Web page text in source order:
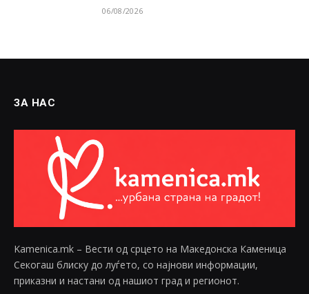
06/08/2026
ЗА НАС
Kamenica.mk – Вести од срцето на Македонска Каменица
Секогаш блиску до луѓето, со најнови информации,
приказни и настани од нашиот град и регионот.